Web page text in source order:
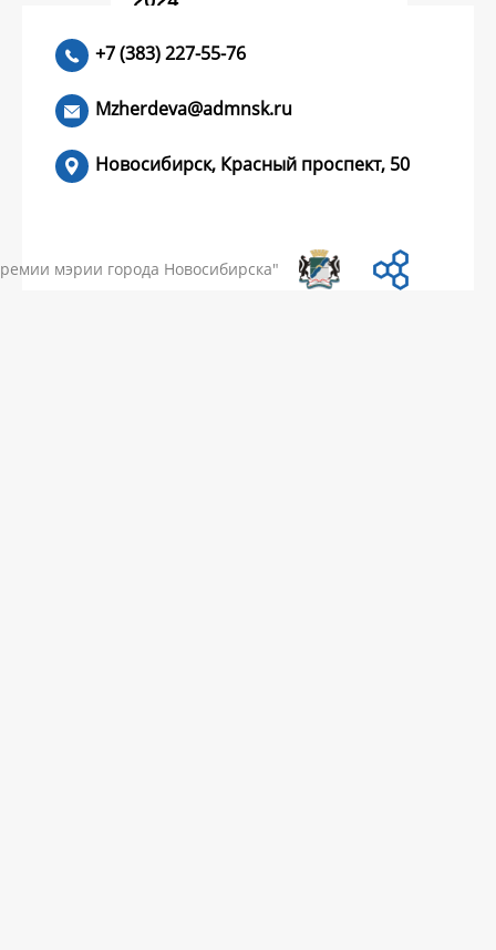
ЧИТАТЬ >
+7 (383) 227-55-76
Mzherdeva@admnsk.ru
Новосибирск, Красный проспект, 50
мэрии города Новосибирска"